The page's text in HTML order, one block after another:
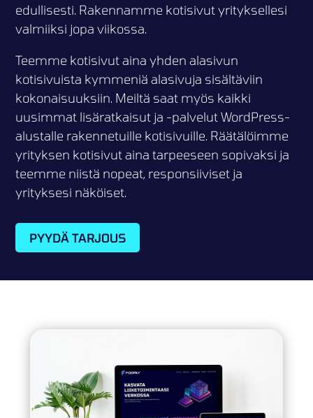
edullisesti. Rakennamme kotisivut yrityksellesi
valmiiksi jopa viikossa.
Teemme kotisivut aina yhden alasivun
kotisivuista kymmeniä alasivuja sisältäviin
kokonaisuuksiin. Meiltä saat myös kaikki
uusimmat lisäratkaisut ja -palvelut WordPress-
alustalle rakennetuille kotisivuille. Räätälöimme
yrityksen kotisivut aina tarpeeseen sopivaksi ja
teemme niistä nopeat, responsiiviset ja
yrityksesi näköiset.
PYYDÄ TARJOUS